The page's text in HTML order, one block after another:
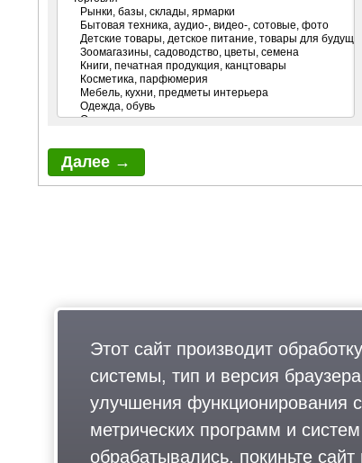
Этот сайт производит обработку
системы, тип и версия
улучшения функционирования
метрических программ и
обрабатывались, покиньте